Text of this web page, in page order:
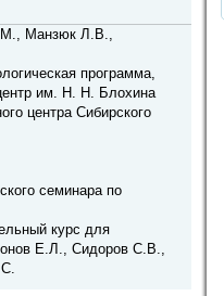
Манзюк Л.В.,
программа,
им. Н. Н. Блохина
центра Сибирского
семинара по
курс для
Е.Л., Сидоров С.В.,